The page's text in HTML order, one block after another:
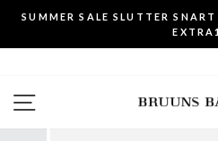
indhold
SUMMER SALE SLUTTER
SIDE NAVIGATION